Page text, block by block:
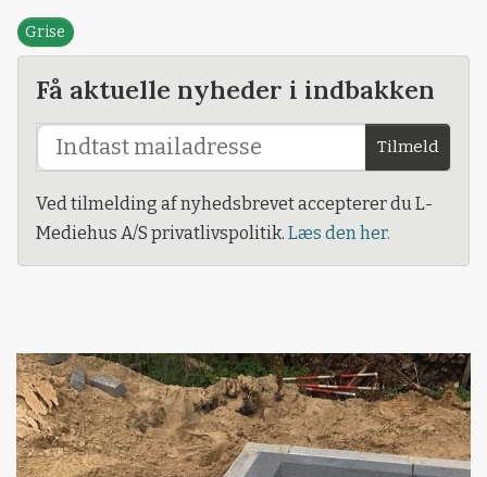
Grise
Få aktuelle nyheder i indbakken
Tilmeld
Ved tilmelding af nyhedsbrevet accepterer du L-
Mediehus A/S privatlivspolitik. Læs den her.